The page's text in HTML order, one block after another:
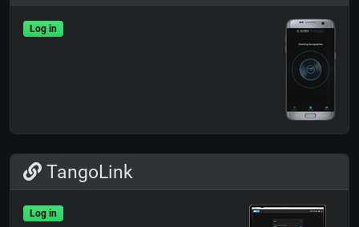
Log in
TangoLink
Log in